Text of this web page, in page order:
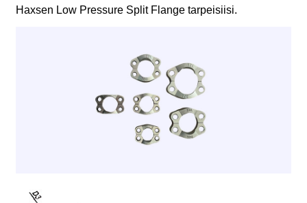
Haxsen Low Pressure Split Flange tarpeisiisi.